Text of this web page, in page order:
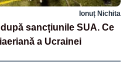
Ionuț Nichita
sancțiunile SUA. Ce
a Ucrainei